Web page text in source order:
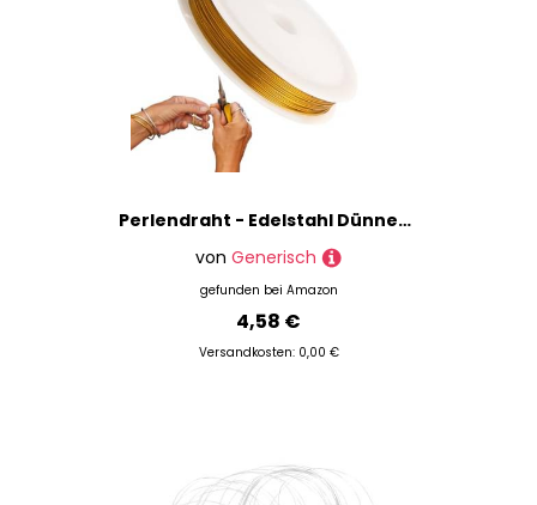
Perlendraht - Edelstahl Dünner Schmuckdraht - Gold Silber Bastelgarn Schmuckdekoration Bastelbedarf für Handarbeiten
von Generisch
gefunden bei Amazon
4,58 €
Versandkosten: 0,00 €